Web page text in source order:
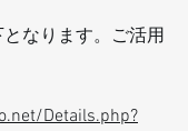
となります。ご活用
Details.php?